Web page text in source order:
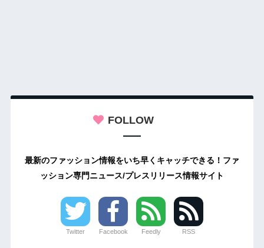
FOLLOW
最新のファッション情報をいち早くキャッチできる！ファ
ッション専門ニュース/プレスリリース情報サイト
Twitter Facebook Feedly RSS